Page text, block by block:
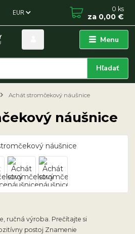
Menu
EUR
Hľadať
0 ks
za 0,00 €
Achát stromčekový náušnice
náušnice
ručná výroba. Prečítajte si
postoj Znamenie